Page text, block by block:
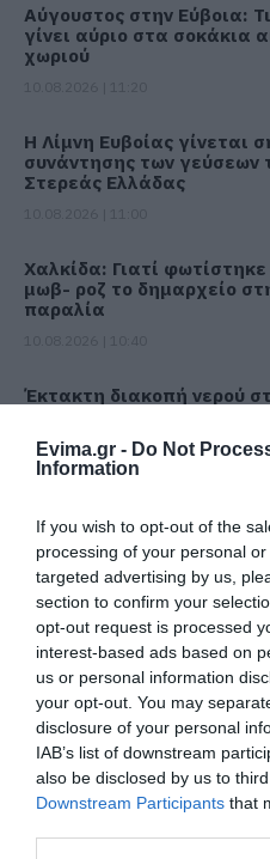
Evima.gr - Do Not
Information
If you wish to opt-out of the
processing of your personal
targeted advertising by us,
section to confirm your
opt-out request is processed
interest-based ads based on
us or personal information
your opt-out. You may
disclosure of your personal
IAB’s list of downstream
also be disclosed by us to
Downstream Participants that
Αύγουστος στην Εύβοια:
γίνει αύριο στα σοκάκια
χωριού
Η Λίμνη Ευβοίας γίνεται
συνάντησης των γεύσεων
Στερεάς Ελλάδας
Χαλκίδα: Γιατί
μωβ- ροζ το δημαρχείο
παραλία
Έκτακτη διακοπή νερού
10.08.2026 | 10:20
Ελεγκτές της ΑΑΔΕ
σχεδόν 1300 φιάλλες
ψυκτικού υγρού φρέον
10.08.2026 | 10:00
Μεγάλο βήμα για την
Βόρεια Εύβοια
10.08.2026 | 09:40
Εορτολόγιο: Ποιοι
σήμερα, Δευτέρα 10
Όλες οι
ΠΕΡΙΣΣΟΤΕΡΑ ΑΠΟ